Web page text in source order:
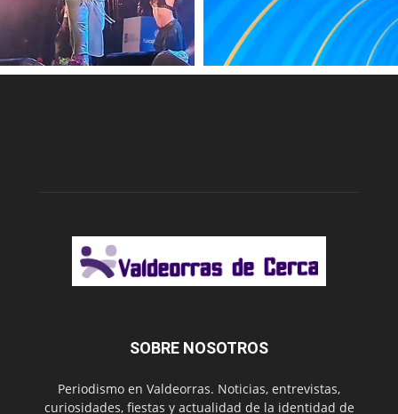
SOBRE NOSOTROS
Periodismo en Valdeorras. Noticias, entrevistas,
curiosidades, fiestas y actualidad de la identidad de